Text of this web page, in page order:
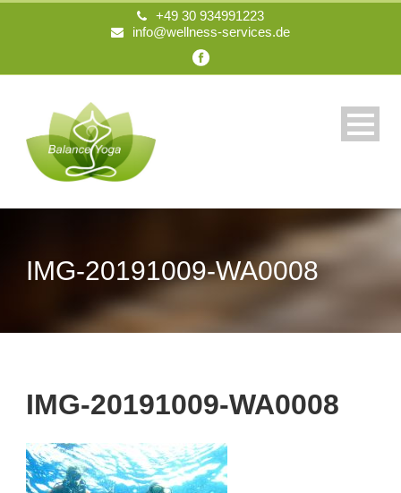
+49 30 934991223
info@wellness-services.de
IMG-20191009-WA0008
IMG-20191009-WA0008